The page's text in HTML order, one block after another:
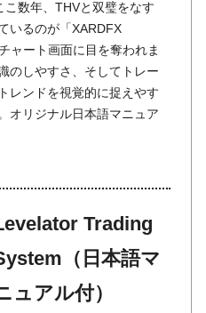
こ数年、THVと双璧をなす
いるのが「XARDFX
ャート画面に目を奪われま
のしやすさ、そしてトレー
レンドを視覚的に捉えやす
オリジナル日本語マニュア
Trading
（日本語マ
ュアル付）